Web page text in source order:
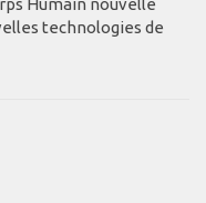
Humain nouvelle
technologies de